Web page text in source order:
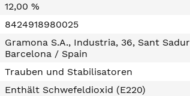
12,00 %
8424918980025
Gramona S.A., Industria, 36, Sant
Barcelona / Spain
Trauben und Stabilisatoren
Enthält Schwefeldioxid (E220)